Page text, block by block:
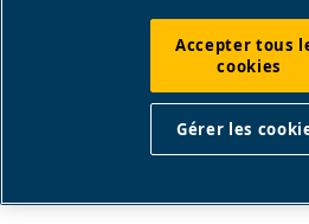
sur d'autres supports. Pour en savoir
utilisons, consultez notrepolitique de
Si vous refusez, vos informations ne
visite sur ce site. Un seul cookie sera
pour mémoriser votre préférence de ne
SOLUTIONS D'AIR
PARTOUT. TOUJOURS.
Nous sommes les leaders
Accepter tous
cookies
Gérer les